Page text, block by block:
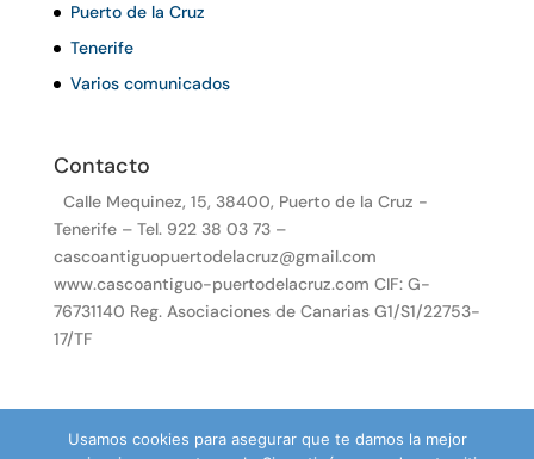
Puerto de la Cruz
Tenerife
Varios comunicados
Contacto
Calle Mequinez, 15, 38400, Puerto de la Cruz -
Tenerife – Tel. 922 38 03 73 –
cascoantiguopuertodelacruz@gmail.com
www.cascoantiguo-puertodelacruz.com CIF: G-
76731140 Reg. Asociaciones de Canarias G1/S1/22753-
17/TF
Usamos cookies para asegurar que te damos la mejor